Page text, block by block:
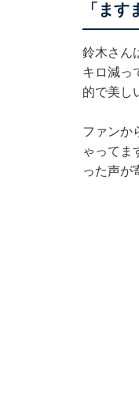
「ます
鈴木さん
キロ減っ
的で美し
ファンか
ゃってま
った声が